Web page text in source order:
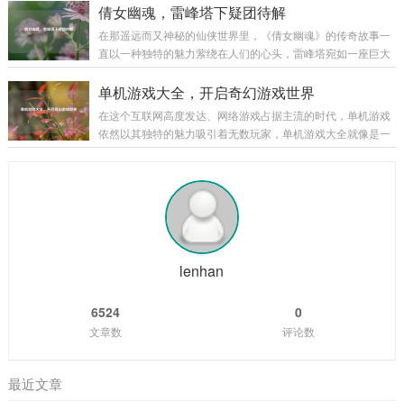
战曹操以少胜多击败袁绍，奠定统一北方的基础...
的战斗中陪伴着勇士们披荆斩棘，而泰拉石武器的升级，更是
为这场冒险之旅增添了全新的色彩和无限的可能。 泰拉石武器
的诞生源于古老的泰拉文明,传说中，泰拉文明曾经无比辉煌，
其锻造技术更是达到了登峰造极的境界，泰拉石便是那个时代
经千辛万苦，收集齐所需的材料，成功锻造出...
倩女幽魂，雷峰塔下疑团待解
在那遥远而又神秘的仙侠世界里，《倩女幽魂》的传奇故事一
直以一种独特的魅力萦绕在人们的心头，雷峰塔宛如一座巨大
的谜团，矗立在烟雨朦胧的江南大地，引得无数侠客、修道之
士纷纷前来探寻其中隐藏的秘密。 雷峰塔，本是镇压妖邪之物
的神圣之地，在《倩女幽魂》的世界中，它却逐渐成为了一个
充满诡异和谜团的存在，关于雷峰塔的传说层出不穷，有人说
塔中封印着上古时期的强大妖邪，其怨念化作了阴云，笼罩着
月圆之夜,就会有诡异的事件发生。 有一位年...
单机游戏大全，开启奇幻游戏世界
在这个互联网高度发达、网络游戏占据主流的时代，单机游戏
依然以其独特的魅力吸引着无数玩家，单机游戏大全就像是一
座宝库，为玩家们提供了各种各样精彩纷呈的游戏体验,让我们
机游戏是单机游戏大全中非常受欢迎的一个类别，以《上古卷
轴 5：天际》为例，这款游戏构建了一个宏大而开放的奇幻世
界，玩家可以自由地探索天际省的每一寸土地，与各种种族的
NPC互动，学习魔法、剑术等技能，完成丰富多样的任务，游
戏中丰富的剧情线和角色发展系统，让...
lenhan
6524
文章数
0
评论数
最近文章